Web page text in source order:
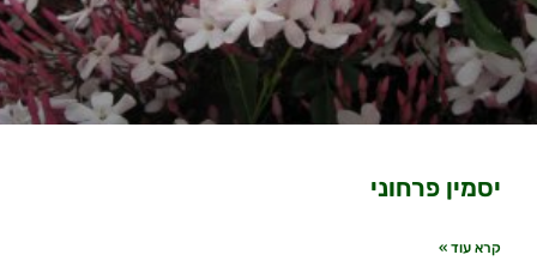
יסמין פרחוני
קרא עוד »